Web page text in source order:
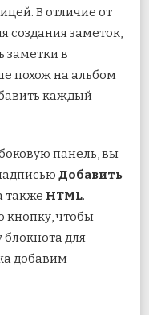
В отличие от
создания заметок,
заметки в
похож на альбом
каждый
панель, вы
Добавить
также HTML.
чтобы
блокнота для
добавим